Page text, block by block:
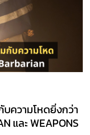
บความโหดยิ่งกว่า
และ WEAPONS